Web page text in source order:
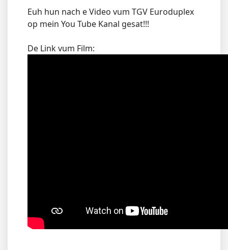
Euh hun nach e Video vum TGV Euroduplex
op mein You Tube Kanal gesat!!!
De Link vum Film: